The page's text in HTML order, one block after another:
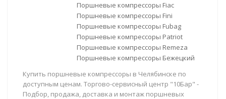
Поршневые компрессоры Fiac
Поршневые компрессоры Fini
Поршневые компрессоры Fubag
Поршневые компрессоры Patriot
Поршневые компрессоры Remeza
Поршневые компрессоры Бежецкий
Купить поршневые компрессоры в Челябинске по
доступным ценам. Торгово-сервисный центр "10Бар" -
Подбор, продажа, доставка и монтаж поршневых